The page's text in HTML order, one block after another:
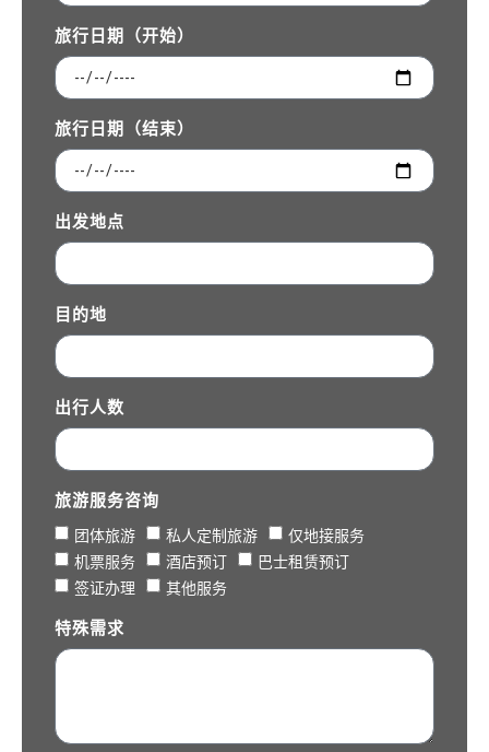
旅行日期（开始）
旅行日期（结束）
出发地点
目的地
出行人数
旅游服务咨询
团体旅游 私人定制旅游
仅地接服务
机票服务
酒店预订
巴士租赁预订
签证办理
其他服务
特殊需求